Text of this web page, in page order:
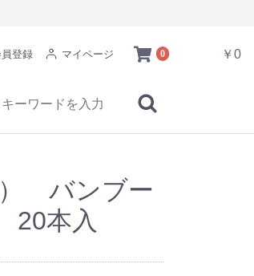
0 ￥0
登録 マイページ
） バンブー
本入